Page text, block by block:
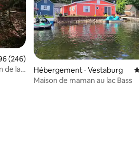
: 4,93 sur 5
moyenne sur la base de 246
(246)
de la
Hébergement ⋅ Vestaburg
Maison de maman au lac Bass